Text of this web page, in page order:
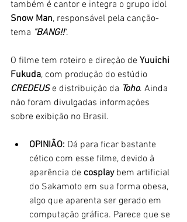
também é cantor e integra o grupo idol
Snow Man, responsável pela canção-
tema "BANG!!".
O filme tem roteiro e direção de Yuuichi
Fukuda, com produção do estúdio
CREDEUS e distribuição da Toho. Ainda
não foram divulgadas informações
sobre exibição no Brasil.
OPINIÃO: Dá para ficar bastante
cético com esse filme, devido à
aparência de cosplay bem artificial
do Sakamoto em sua forma obesa,
algo que aparenta ser gerado em
computação gráfica. Parece que se